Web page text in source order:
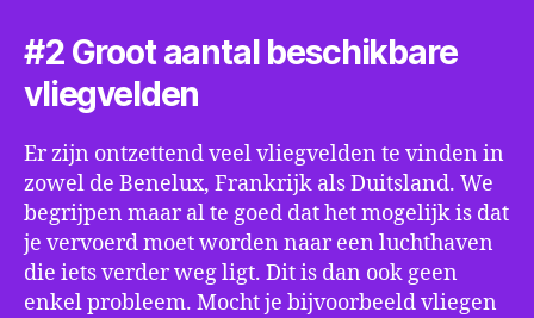
#2 Groot aantal beschikbare
vliegvelden
Er zijn ontzettend veel vliegvelden te vinden in
zowel de Benelux, Frankrijk als Duitsland. We
begrijpen maar al te goed dat het mogelijk is dat
je vervoerd moet worden naar een luchthaven
die iets verder weg ligt. Dit is dan ook geen
enkel probleem. Mocht je bijvoorbeeld vliegen